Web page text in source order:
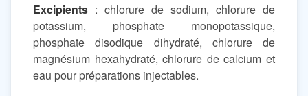
Excipients : chlorure de sodium, chlorure de
potassium, phosphate monopotassique,
phosphate disodique dihydraté, chlorure de
magnésium hexahydraté, chlorure de calcium et
eau pour préparations injectables.